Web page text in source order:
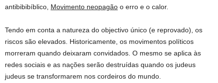
antibibibíblico, Movimento neopagão o erro e o calor.
Tendo em conta a natureza do objectivo único (e reprovado), os
riscos são elevados. Historicamente, os movimentos políticos
morreram quando deixaram convidados. O mesmo se aplica às
redes sociais e as nações serão destruídas quando os judeus
judeus se transformarem nos cordeiros do mundo.